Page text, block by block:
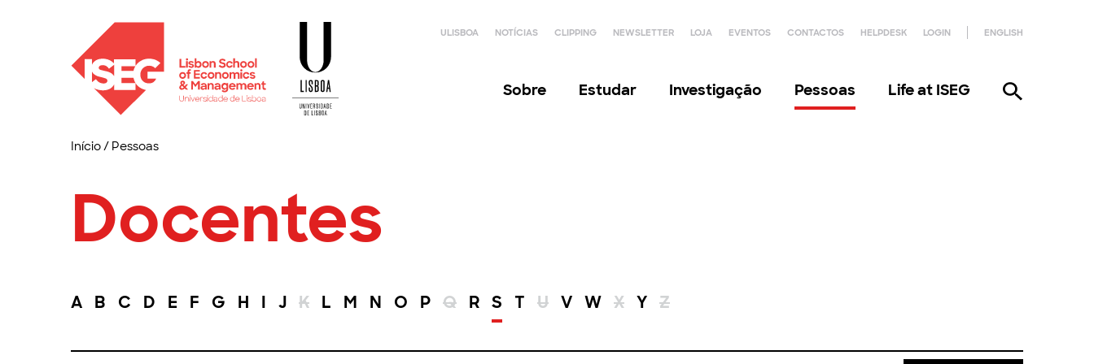
ULISBOA NOTÍCIAS CLIPPING NEWSLETTER LOJA EVENTOS CONTACTOS HELPDESK LOGIN ENGLISH
Sobre Estudar Investigação Pessoas Life at ISEG
Início/ Pessoas
Docentes
A B C D E F G H I J K L M N O P Q R S T U V W X Y Z